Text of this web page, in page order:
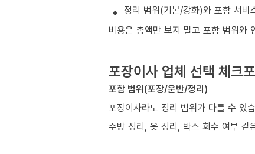
정리 범위(기본/강화)와 포함 서비
비용은 총액만 보지 말고 포함 범위와
포장이사 업체 선택 체크
포함 범위(포장/운반/정리)
포장이사라도 정리 범위가 다를 수 있
주방 정리, 옷 정리, 박스 회수 여부 같